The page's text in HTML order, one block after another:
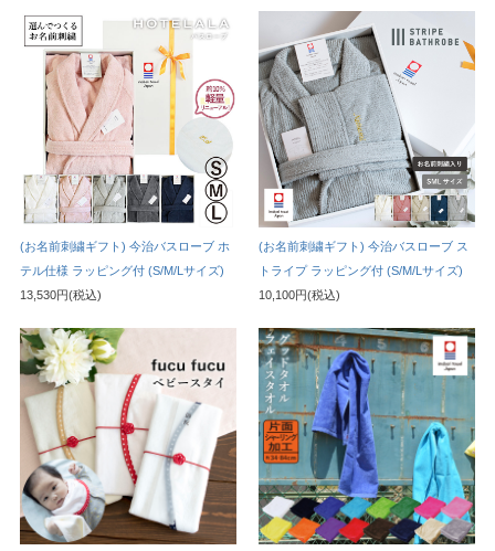
(お名前刺繍ギフト) 今治バスローブ ホ
テル仕様 ラッピング付 (S/M/Lサイズ)
13,530円(税込)
(お名前刺繍ギフト) 今治バスローブ ス
トライプ ラッピング付 (S/M/Lサイズ)
10,100円(税込)